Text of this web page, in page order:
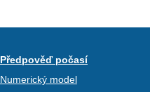
Předpověď počasí
Numerický model